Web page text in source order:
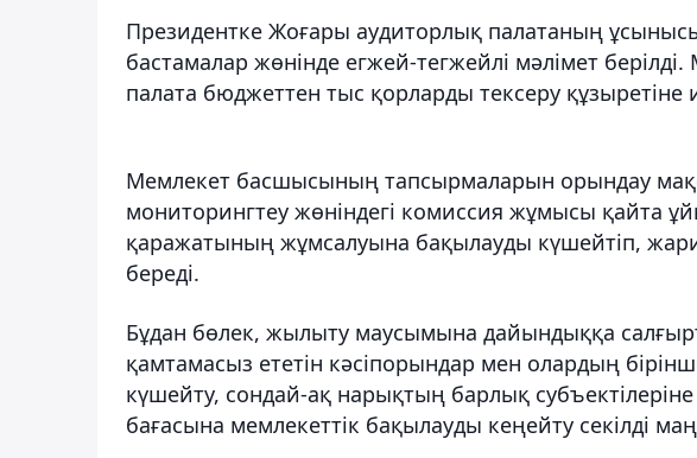
Президентке Жоғары аудиторлық палатаның
бастамалар жөнінде егжей-тегжейлі мәлімет
палата бюджеттен тыс қорларды тексеру құзыретіне
Мемлекет басшысының тапсырмаларын орындау
мониторингтеу жөніндегі комиссия жұмысы қайта
қаражатының жұмсалуына бақылауды күшейтіп,
береді.
Бұдан бөлек, жылыту маусымына дайындыққа
қамтамасыз ететін кәсіпорындар мен олардың
күшейту, сондай-ақ нарықтың барлық
бағасына мемлекеттік бақылауды кеңейту секілді